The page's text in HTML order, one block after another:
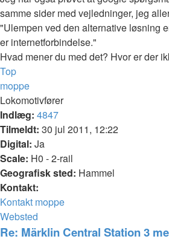
samme sider med vejledninger, jeg
"Ulempen ved den alternative løsning
er internetforbindelse."
Hvad mener du med det? Hvor er der
Top
moppe
Lokomotivfører
Indlæg: 4847
Tilmeldt: 30 jul 2011, 12:22
Digital: Ja
Scale: H0 - 2-rail
Geografisk sted: Hammel
Kontakt:
Kontakt moppe
Websted
Re: Märklin Central Station 3